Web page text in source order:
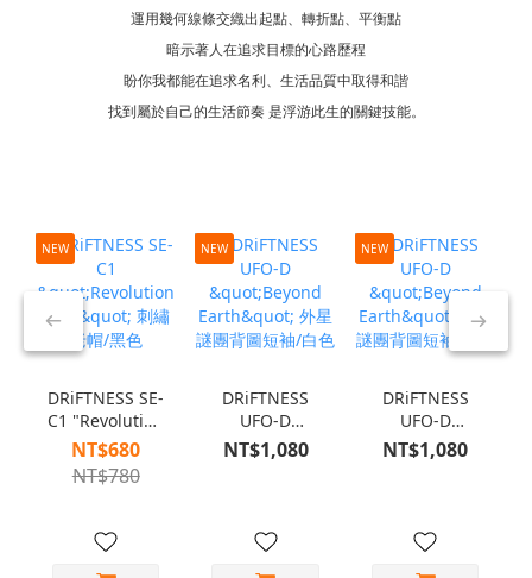
運用幾何線條交織出起點、轉折點、平衡點
暗示著人在追求目標的心路歷程
盼你我都能在追求名利、生活品質中取得和諧
找到屬於自己的生活節奏 是浮游此生的關鍵技能。
NEW
DRiFTNESS SE-
C1 "Revolution
Club" 刺繡老
帽/黑色
NT$680
NT$780
NEW
DRiFTNESS
UFO-D
"Beyond
Earth" 外星謎
NT$1,080
NEW
DRiFTNESS
UFO-D
"Beyond
Earth" 外星謎
NT$1,080